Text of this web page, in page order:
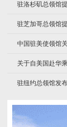
驻洛杉矶总领馆
驻芝加哥总领馆
中国驻美使领馆
关于自美国赴华
驻纽约总领馆发